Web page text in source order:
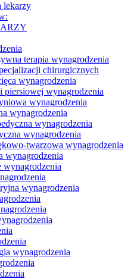
lekarzy
terapia wynagrodzenia
chirurgicznych
wynagrodzenia
piersiowej wynagrodzenia
wynagrodzenia
wynagrodzenia
wynagrodzenia
wynagrodzenia
twarzowa wynagrodzenia
wynagrodzenia
wynagrodzenia
wynagrodzenia